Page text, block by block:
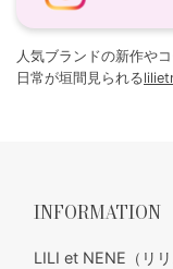
人気ブランドの新作や
日常が垣間見られる
INFORMATION
LILI et NENE（リリ